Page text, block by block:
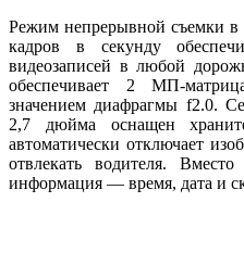
Режим непрерывной съемки в
кадров в секунду
видеозаписей в любой
обеспечивает 2 МП-
значением диафрагмы f2.0.
2,7 дюйма оснащен
автоматически отключает
отвлекать водителя. Вместо
информация — время, дата и